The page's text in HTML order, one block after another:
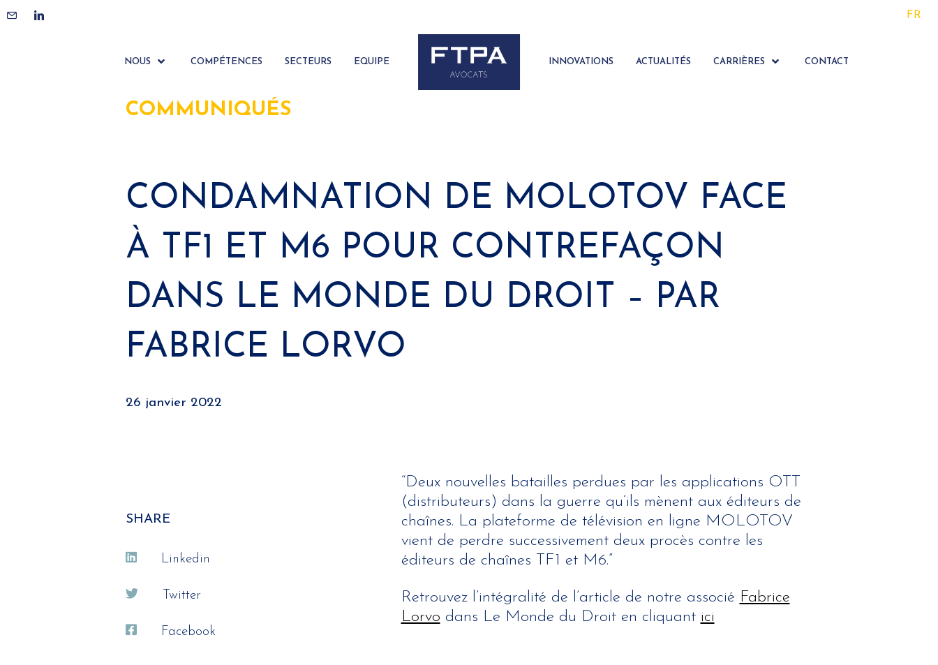
FR
NOUS COMPÉTENCES SECTEURS EQUIPE INNOVATIONS ACTUALITÉS CARRIÈRES CONTACT
COMMUNIQUÉS
CONDAMNATION DE MOLOTOV FACE
À TF1 ET M6 POUR CONTREFAÇON
DANS LE MONDE DU DROIT – PAR
FABRICE LORVO
26 janvier 2022
SHARE
Linkedin
Twitter
Facebook
“Deux nouvelles batailles perdues par les applications OTT
(distributeurs) dans la guerre qu’ils mènent aux éditeurs de
chaînes. La plateforme de télévision en ligne MOLOTOV
vient de perdre successivement deux procès contre les
éditeurs de chaînes TF1 et M6.”
Retrouvez l’intégralité de l’article de notre associé Fabrice
Lorvo dans Le Monde du Droit en cliquant ici